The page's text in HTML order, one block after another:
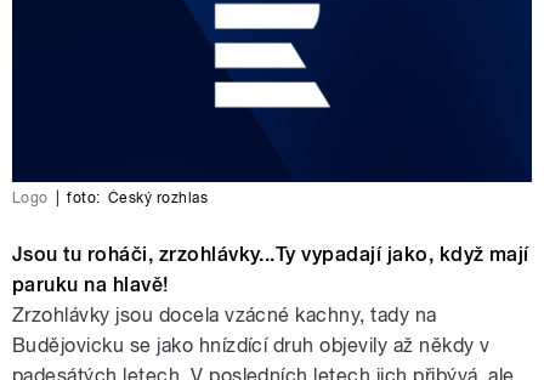
Logo foto: Český rozhlas
Jsou tu roháči, zrzohlávky...Ty vypadají jako, když mají
paruku na hlavě!
Zrzohlávky jsou docela vzácné kachny, tady na
Budějovicku se jako hnízdící druh objevily až někdy v